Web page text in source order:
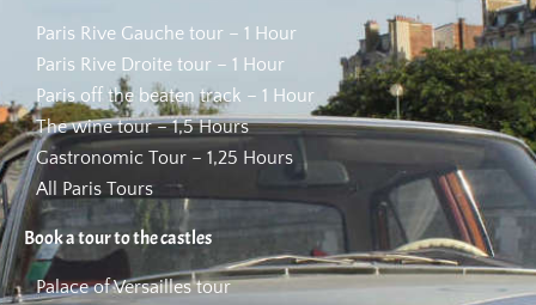
Paris Rive Gauche tour – 1 Hour
Paris Rive Droite tour – 1 Hour
Paris off the beaten track – 1 Hour
The wine tour – 1,5 Hours
Gastronomic Tour – 1,25 Hours
All Paris Tours
Book a tour to the castles
Palace of Versailles tour